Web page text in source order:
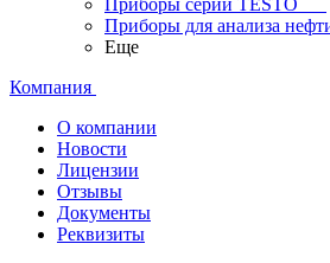
Приборы серии TESTO
Приборы для анализа
Еще
Компания
О компании
Новости
Лицензии
Отзывы
Документы
Реквизиты